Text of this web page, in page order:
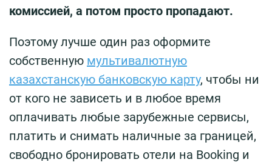
комиссией, а потом просто пропадают.
Поэтому лучше один раз оформите
собственную мультивалютную
казахстанскую банковскую карту, чтобы ни
от кого не зависеть и в любое время
оплачивать любые зарубежные сервисы,
платить и снимать наличные за границей,
свободно бронировать отели на Booking и